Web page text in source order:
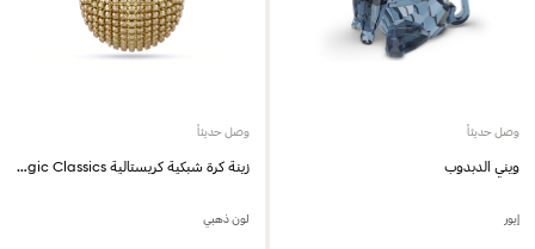
وصل حديثاً
ويني الدبدوب
إيور
وصل حديثاً
زينة كرة شبكية كريستالية Holiday Magic Classics
لون ذهبي